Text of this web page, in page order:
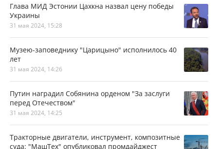
Глава МИД Эстонии Цахкна назвал цену победы
Украины
31 мая 2024, 15:28
Музею-заповеднику "Царицыно" исполнилось 40
лет
31 мая 2024, 14:26
Путин наградил Собянина орденом "За заслуги
перед Отечеством"
31 мая 2024, 14:25
Тракторные двигатели, инструмент, композитные
суда: "МашТех" опубликовал промдайджест